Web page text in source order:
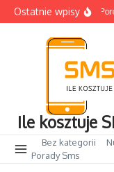
Przejdź do treści
Ostatnie wpisy
Ile kosztuje
Bez kategorii
Porady Sms